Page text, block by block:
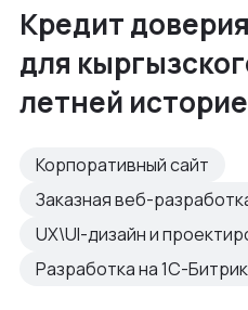
Кредит
для
летней
Корпоративный сайт
Заказная веб-
UX\UI-дизайн и
Разработка на 1С-